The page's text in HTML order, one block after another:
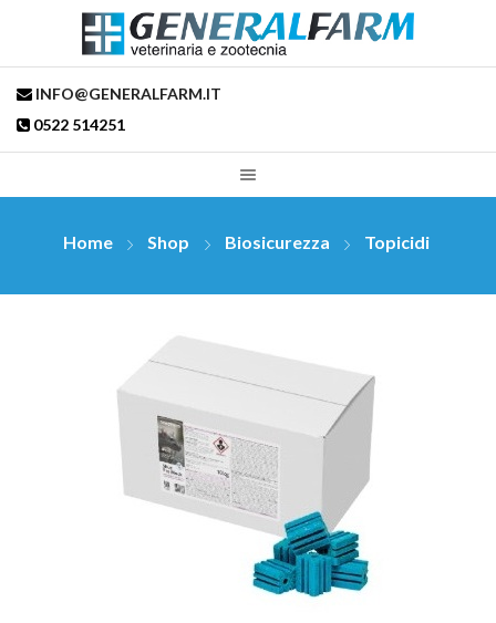
INFO@GENERALFARM.IT
0522 514251
Home Shop Biosicurezza Topicidi